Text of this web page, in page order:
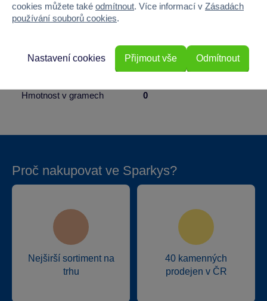
Šířka
Hmotnost v gramech 0
Proč nakupovat ve Sparkys?
Nejširší sortiment na
trhu
40 kamenných
prodejen v ČR
cookies můžete také odmítnout. Více informací v Zásadách
používání souborů cookies.
Odmítnout
Nastavení cookies Přijmout vše